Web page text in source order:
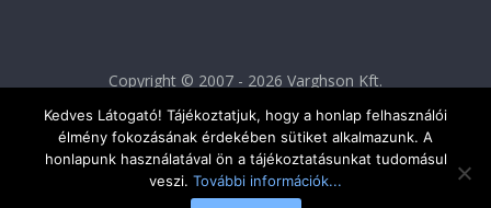
Copyright © 2007 - 2026 Varghson Kft.
Kedves Látogató! Tájékoztatjuk, hogy a honlap felhasználói
élmény fokozásának érdekében sütiket alkalmazunk. A
honlapunk használatával ön a tájékoztatásunkat tudomásul
veszi. További információk...